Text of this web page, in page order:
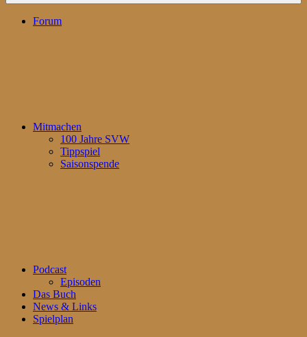
Forum
Mitmachen
100 Jahre SVW
Tippspiel
Saisonspende
Podcast
Episoden
Das Buch
News & Links
Spielplan